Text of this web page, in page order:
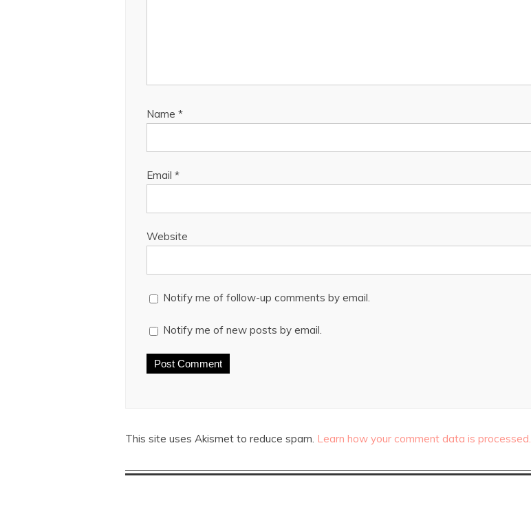
Name *
Email *
Website
Notify me of follow-up comments by email.
Notify me of new posts by email.
This site uses Akismet to reduce spam. Learn how your comment data is processed.